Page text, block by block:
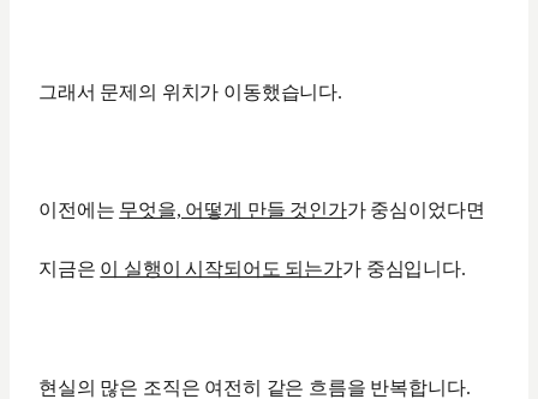
그래서 문제의 위치가 이동했습니다.
이전에는 무엇을, 어떻게 만들 것인가가 중심이었다면
지금은 이 실행이 시작되어도 되는가가 중심입니다.
현실의 많은 조직은 여전히 같은 흐름을 반복합니다.